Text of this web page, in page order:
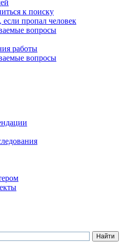
к поиску
если пропал человек
вопросы
работы
вопросы